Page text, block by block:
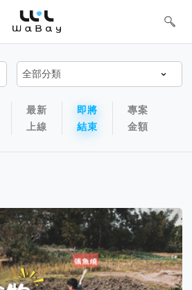
WaBay 挖貝 | 台灣最值得信賴的群眾
集資 / 群眾募資平台
最新
上線
即將
結束
專案
金額